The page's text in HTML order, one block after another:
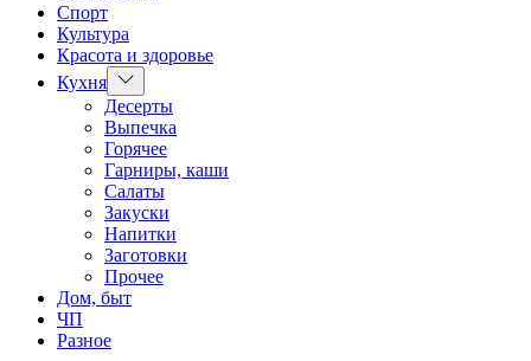
Спорт
Культура
Красота и здоровье
Кухня Показать
подменю
Десерты
Выпечка
Горячее
Гарниры, каши
Салаты
Закуски
Напитки
Заготовки
Прочее
Дом, быт
ЧП
Разное